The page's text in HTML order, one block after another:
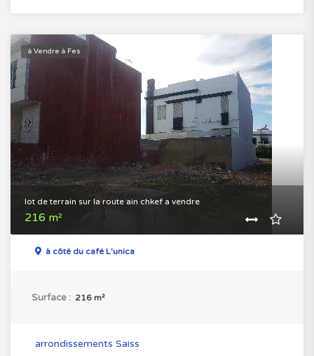
à Vendre à Fes
lot de terrain sur la route ain chkef a vendre
216 m²
à côté du café L'unica
Surface : 216 m²
arrondissements Saiss